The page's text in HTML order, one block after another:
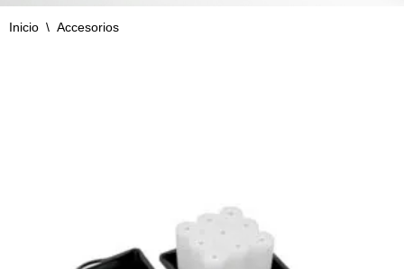
Inicio \ Accesorios